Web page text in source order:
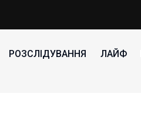
РОЗСЛІДУВАННЯ ЛАЙФ